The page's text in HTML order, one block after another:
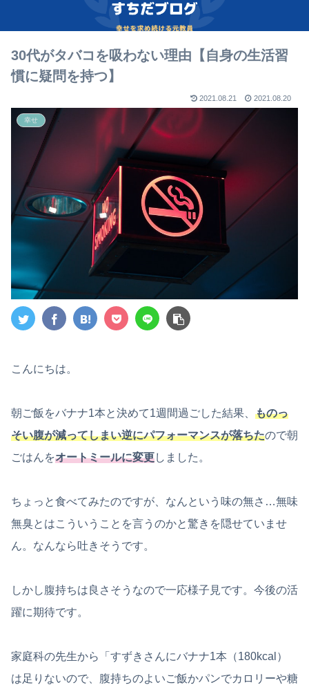
30代がタバコを吸わない理由【自身の生活習
慣に疑問を持つ】
2021.08.21 2021.08.20
幸せ
こんにちは。
朝ご飯をバナナ1本と決めて1週間過ごした結果、 ものっ
そい腹が減ってしまい逆にパフォーマンスが落ちたので朝
ごはんをオートミールに変更しました。
ちょっと食べてみたのですが、なんという味の無さ…無味
無臭とはこういうことを言うのかと驚きを隠せていませ
ん。なんなら吐きそうです。
しかし腹持ちは良さそうなので一応様子見です。今後の活
躍に期待です。
家庭科の先生から「すずきさんにバナナ1本（180kcal）
は足りないので、腹持ちのよいご飯かパンでカロリーや糖